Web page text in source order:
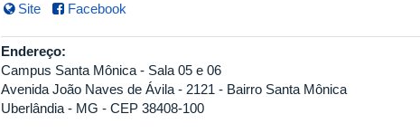
Site
Facebook
Endereço:
Campus Santa Mônica - Sala 05 e 06
Avenida João Naves de Ávila - 2121 - Bairro Santa Mônica
Uberlândia - MG - CEP 38408-100